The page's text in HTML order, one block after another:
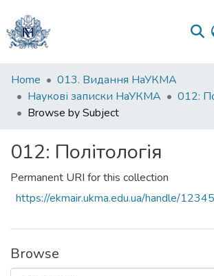
Communities
&
Collections
Home
013. Видання НаУКМА
Наукові записки НаУКМА
012:
Browse by Subject
012: Політологія
Permanent URI for this collection
https://ekmair.ukma.edu.ua/handle/
Browse